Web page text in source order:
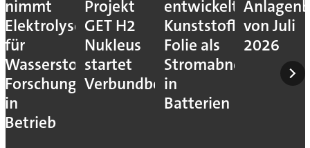
nimmt
Elektrolyseur
für
Wasserstoff-
Forschung
in
Betrieb
Projekt
GET H2
Nukleus
startet
Verbundbetrieb
entwickelt
Kunststoff-
Folie als
Stromabnehmer
in
Batterien
von Juli
2026